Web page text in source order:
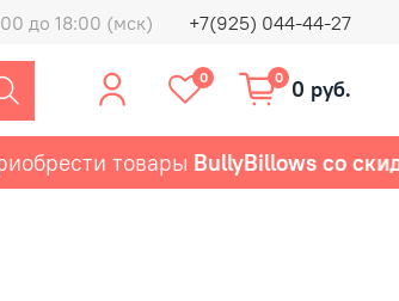
до 18:00 (мск) +7(925) 044-44-27
0 0 0 руб.
товарыBullyBillows со